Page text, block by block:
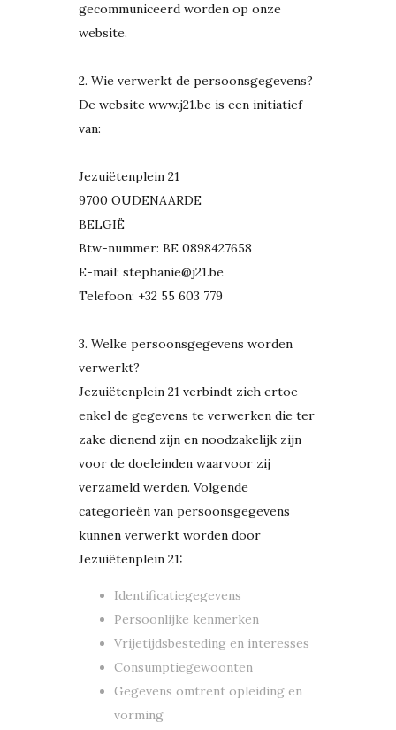
gecommuniceerd worden op onze
website.
2. Wie verwerkt de persoonsgegevens?
De website www.j21.be is een initiatief
van:
Jezuiëtenplein 21
9700 OUDENAARDE
BELGIË
Btw-nummer: BE 0898427658
E-mail: stephanie@j21.be
Telefoon: +32 55 603 779
3. Welke persoonsgegevens worden
verwerkt?
Jezuiëtenplein 21 verbindt zich ertoe
enkel de gegevens te verwerken die ter
zake dienend zijn en noodzakelijk zijn
voor de doeleinden waarvoor zij
verzameld werden. Volgende
categorieën van persoonsgegevens
kunnen verwerkt worden door
Jezuiëtenplein 21:
Identificatiegegevens
Persoonlijke kenmerken
Vrijetijdsbesteding en interesses
Consumptiegewoonten
Gegevens omtrent opleiding en
vorming